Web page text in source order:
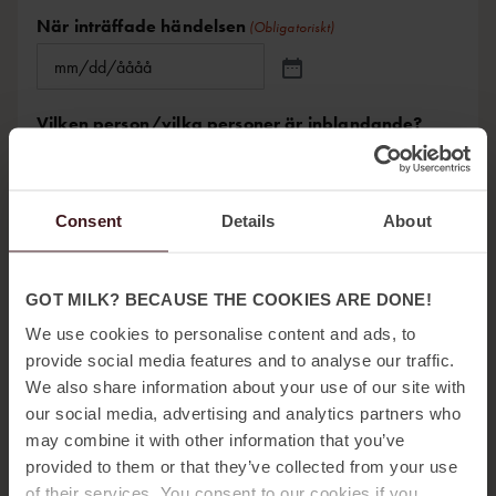
Consent Details About
GOT MILK? BECAUSE THE COOKIES ARE DONE!
We use cookies to personalise content and ads, to
provide social media features and to analyse our traffic.
We also share information about your use of our site with
our social media, advertising and analytics partners who
may combine it with other information that you’ve
provided to them or that they’ve collected from your use
När inträffade händelsen (Obligatoriskt)
Vilken person/vilka personer är inblandande?
I de flesta fall är det nödvändigt att göra
ytterligare utredningar kring det som anmälts.
Vilka utredningar tror du kan genomföras för att
I vissa fall finns det ett behov av att prata med